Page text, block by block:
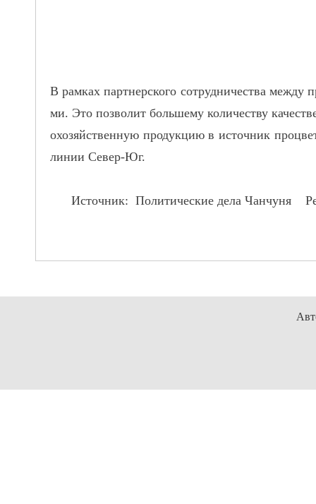
В рамках партнерского сотрудничества между
ми. Это позволит большему количеству
охозяйственную продукцию в источник
линии Север-Юг.
Источник: Политические дела Чанчуня